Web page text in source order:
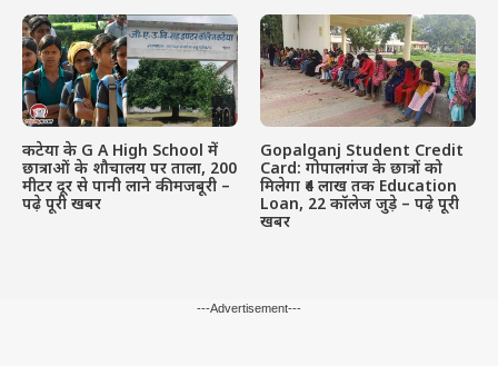
कटेया के G A High School में
छात्राओं के शौचालय पर ताला, 200
मीटर दूर से पानी लाने की मजबूरी –
पढ़े पूरी खबर
Gopalganj Student Credit
Card: गोपालगंज के छात्रों को
मिलेगा ₹4 लाख तक Education
Loan, 22 कॉलेज जुड़े – पढ़े पूरी
खबर
---Advertisement---